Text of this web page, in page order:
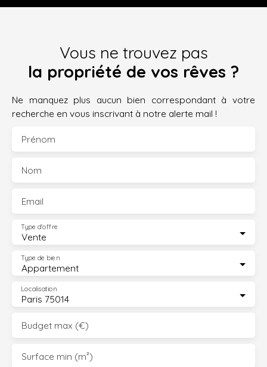
Vous ne trouvez pas
la propriété de vos rêves ?
Ne manquez plus aucun bien correspondant à votre
recherche en vous inscrivant à notre alerte mail !
Prénom
Nom
Email
Vente
Type d'offre
Appartement
Type de bien
Paris 75014
Localisation
Budget max (€)
Surface min (m²)